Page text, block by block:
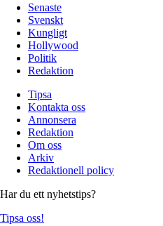
Senaste
Svenskt
Kungligt
Hollywood
Politik
Redaktion
Tipsa
Kontakta oss
Annonsera
Redaktion
Om oss
Arkiv
Redaktionell policy
Har du ett nyhetstips?
Tipsa oss!